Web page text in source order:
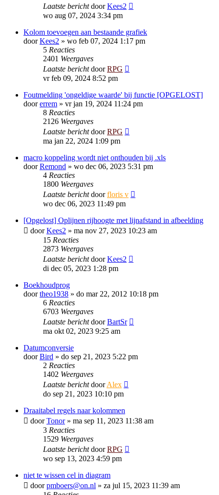
Laatste berichtdoorKees2
wo aug 07, 2024 3:34 pm
Kolom toevoegen aan bestaande grafiek
doorKees2 » wo feb 07, 2024 1:17 pm
5 Reacties
2401 Weergaves
Laatste berichtdoorRPG
vr feb 09, 2024 8:52 pm
Foutmelding 'ongeldige waarde' bij functie [OPGELOST]
doorerrem » vr jan 19, 2024 11:24 pm
8 Reacties
2126 Weergaves
Laatste berichtdoorRPG
ma jan 22, 2024 1:09 pm
macro koppeling wordt niet onthouden bij .xls
doorRemond » wo dec 06, 2023 5:31 pm
4 Reacties
1800 Weergaves
Laatste berichtdoorfloris v
wo dec 06, 2023 11:49 pm
[Opgelost] Oplijnen rijhoogte met lijnafstand in afbeelding
doorKees2 » ma nov 27, 2023 10:23 am
15 Reacties
2873 Weergaves
Laatste berichtdoorKees2
di dec 05, 2023 1:28 pm
Boekhoudprog
doortheo1938 » do mar 22, 2012 10:18 pm
6 Reacties
6703 Weergaves
Laatste berichtdoorBartSr
ma okt 02, 2023 9:25 am
Datumconversie
doorBird » do sep 21, 2023 5:22 pm
2 Reacties
1402 Weergaves
Laatste berichtdoorAlex
do sep 21, 2023 10:10 pm
Draaitabel regels naar kolommen
doorTonor» ma sep 11, 2023 11:38 am
3 Reacties
1529 Weergaves
Laatste berichtdoorRPG
wo sep 13, 2023 4:59 pm
niet te wissen cel in diagram
doorpmboers@on.nl » za jul 15, 2023 11:39 am